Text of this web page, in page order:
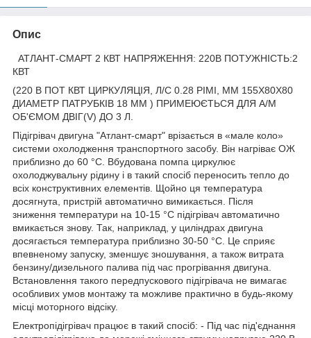
Опис
АТЛАНТ-СМАРТ 2 КВТ НАПРЯЖЕННЯ: 220В ПОТУЖНІСТЬ:2
КВТ
(220 В ПОТ КВТ ЦИРКУЛЯЦІЯ, Л/С 0.28 РІМІ, ММ 155Х80Х80
ДИАМЕТР ПАТРУБКІВ 18 ММ ) ПРИМЕЮЄТЬСЯ ДЛЯ А/М
ОБ'ЄМОМ ДВІГ(V) ДО 3 Л.
Підігрівач двигуна "Атлант-смарт" врізається в «мале коло»
системи охолодження транспортного засобу. Він нагріває ОЖ
приблизно до 60 °C. Вбудована помпа циркулює
охолоджувальну рідину і в такий спосіб переносить тепло до
всіх конструктивних елементів. Щойно ця температура
досягнута, пристрій автоматично вимикається. Після
зниження температури на 10-15 °C підігрівач автоматично
вмикається знову. Так, наприклад, у циліндрах двигуна
досягається температура приблизно 30-50 °C. Це сприяє
впевненому запуску, зменшує зношування, а також витрата
бензину/дизельного палива під час прогрівання двигуна.
Встановлення такого передпускового підігрівача не вимагає
особливих умов монтажу та можливе практично в будь-якому
місці моторного відсіку.
Електропідігрівач працює в такий спосіб: - Під час під'єднання